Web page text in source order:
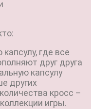
где все
друг друга
капсулу
других
кросс –
игры.